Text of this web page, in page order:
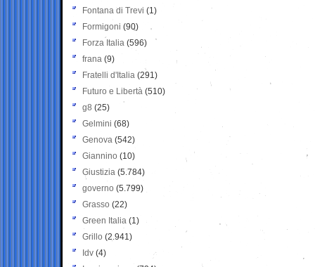
Fontana di Trevi (1)
Formigoni (90)
Forza Italia (596)
frana (9)
Fratelli d'Italia (291)
Futuro e Libertà (510)
g8 (25)
Gelmini (68)
Genova (542)
Giannino (10)
Giustizia (5.784)
governo (5.799)
Grasso (22)
Green Italia (1)
Grillo (2.941)
Idv (4)